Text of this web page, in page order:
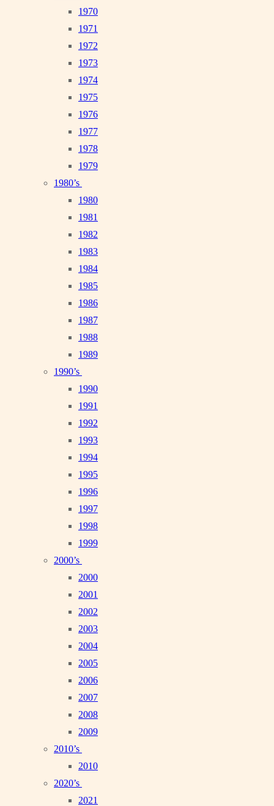
1970
1971
1972
1973
1974
1975
1976
1977
1978
1979
1980’s
1980
1981
1982
1983
1984
1985
1986
1987
1988
1989
1990’s
1990
1991
1992
1993
1994
1995
1996
1997
1998
1999
2000’s
2000
2001
2002
2003
2004
2005
2006
2007
2008
2009
2010’s
2010
2020’s
2021